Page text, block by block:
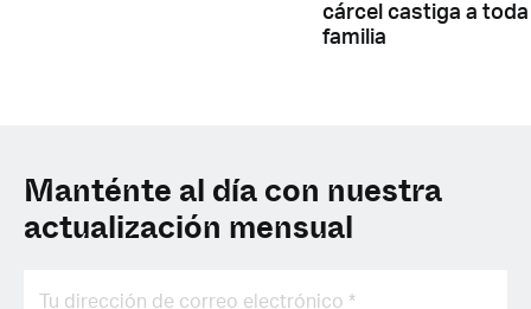
cárcel castiga a toda
familia
Manténte al día con nuestra
actualización mensual